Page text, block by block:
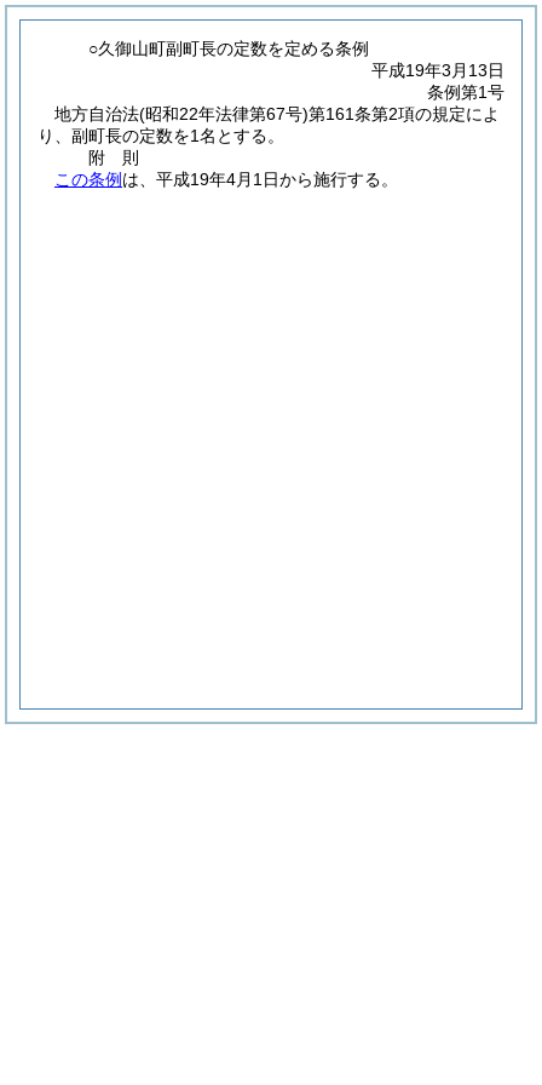
○久御山町副町長の定数を定める条例
平成19年3月13日
条例第1号
地方自治法(昭和22年法律第67号)第161条第2項の規定によ
り、副町長の定数を1名とする。
附 則
この条例 は、平成19年4月1日から施行する。